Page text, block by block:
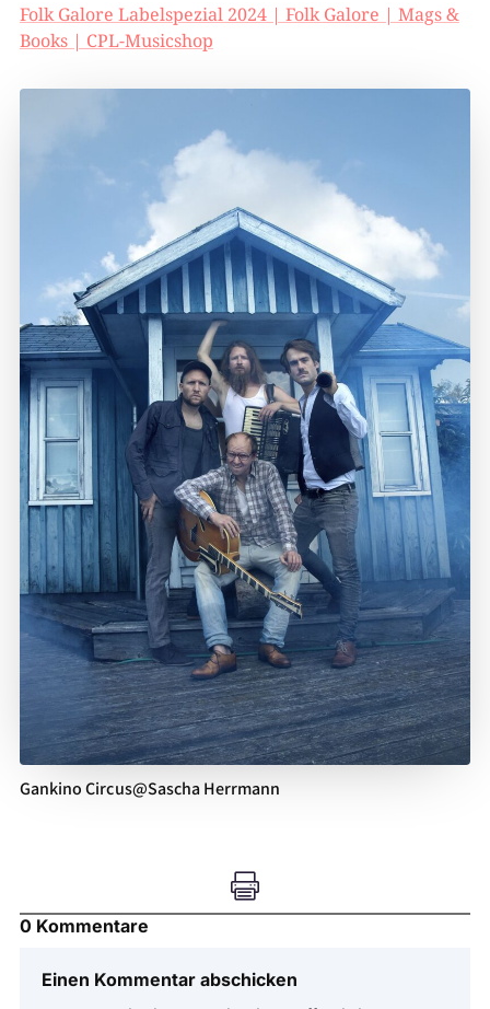
Folk Galore Labelspezial 2024 | Folk Galore | Mags &
Books | CPL-Musicshop
Gankino Circus@Sascha Herrmann

0 Kommentare
Einen Kommentar abschicken